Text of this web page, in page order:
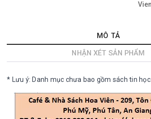
MÔ TẢ
NHẬN XÉT SẢN PHẨM
* Lưu ý: Danh mục chưa bao gồm sách tin học.